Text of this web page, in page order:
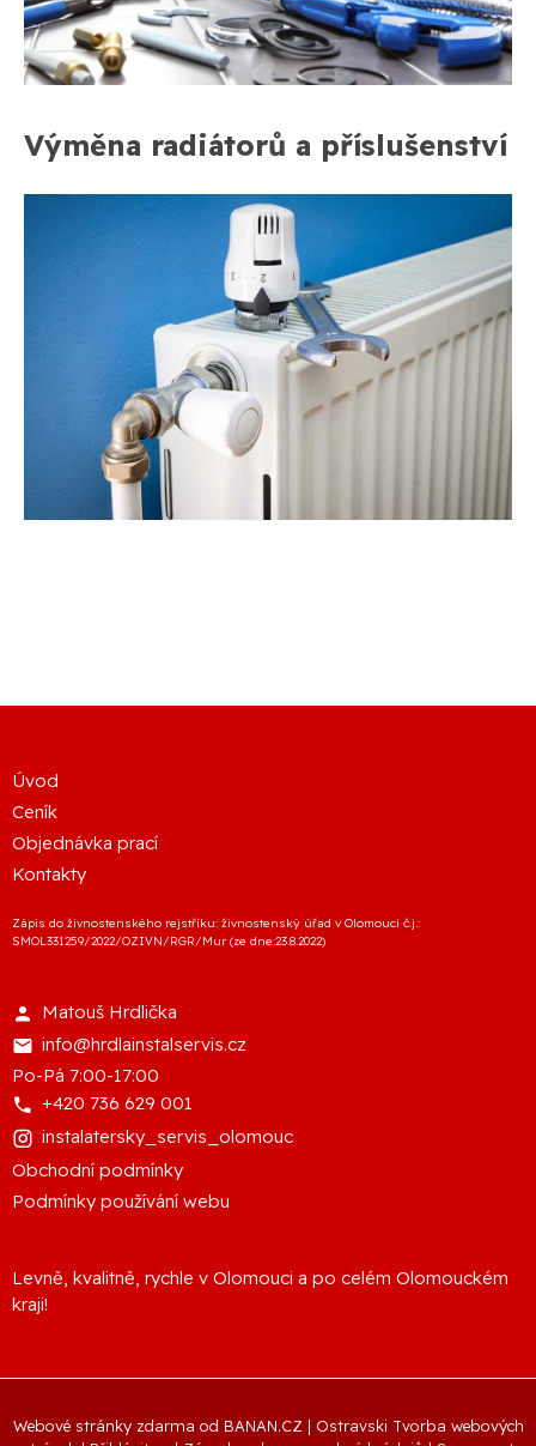
Výměna radiátorů a příslušenství
Úvod
Ceník
Objednávka prací
Kontakty
Zápis do živnostenského rejstříku: živnostenský úřad v Olomouci č.j.:
SMOL331259/2022/OZIVN/RGR/Mur (ze dne:23.8.2022)
Matouš Hrdlička
info@hrdlainstalservis.cz
Po-Pá 7:00-17:00
+420 736 629 001
instalatersky_servis_olomouc
Obchodní podmínky
Podmínky používání webu
Levně, kvalitně, rychle v Olomouci a po celém Olomouckém
kraji!
Webové stránky zdarma od BANAN.CZ | Ostravski Tvorba webových